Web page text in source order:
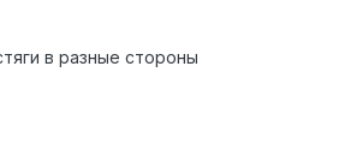
в разные стороны